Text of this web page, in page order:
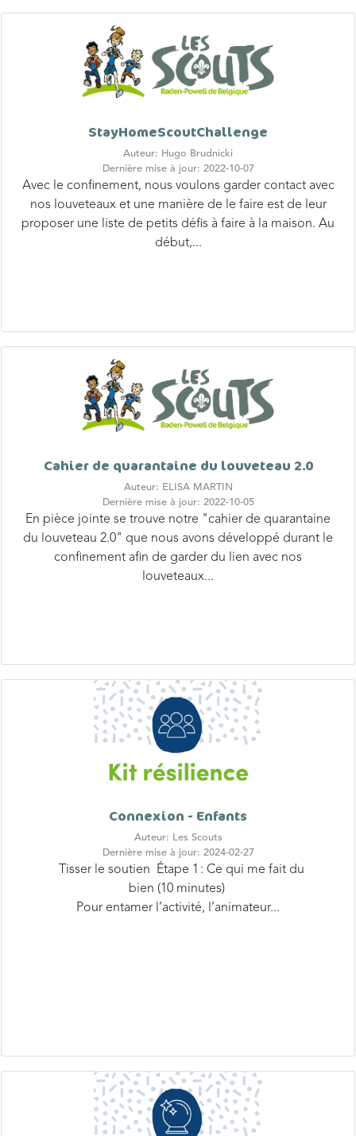
Auteur: Hugo Brudnicki
Avec le confinement, nous voulons garder contact avec
nos louveteaux et une manière de le faire est de leur
proposer une liste de petits défis à faire à la maison. Au
début,...
Auteur: ELISA MARTIN
Dernière mise à jour: 2022-10-05
En pièce jointe se trouve notre "cahier de quarantaine
du louveteau 2.0" que nous avons développé durant le
confinement afin de garder du lien avec nos
louveteaux...
Auteur: Les Scouts
Tisser le soutien Étape 1 : Ce qui me fait du
bien (10 minutes)
Pour entamer l’activité, l’animateur...